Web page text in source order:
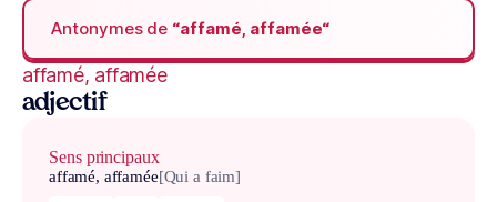
Antonymes de “affamé, affamée“
affamé, affamée
adjectif
Sens principaux
affamé, affamée[Qui a faim]